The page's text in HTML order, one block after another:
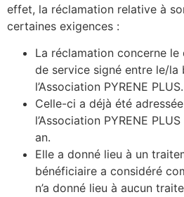
effet, la réclamation relative à
certaines exigences :
La réclamation concerne
de service signé entre le/la
l’Association PYRENE PLUS.
Celle-ci a déjà été
l’Association PYRENE
an.
Elle a donné lieu à un
bénéficiaire a considéré
n’a donné lieu à aucun